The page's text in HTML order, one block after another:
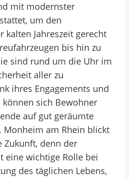
mit modernster
um den
kalten Jahreszeit gerecht
bis hin zu
sind rund um die Uhr im
aller zu
ihres Engagements und
können sich Bewohner
auf gut geräumte
Monheim am Rhein blickt
denn der
eine wichtige Rolle bei
des täglichen Lebens,